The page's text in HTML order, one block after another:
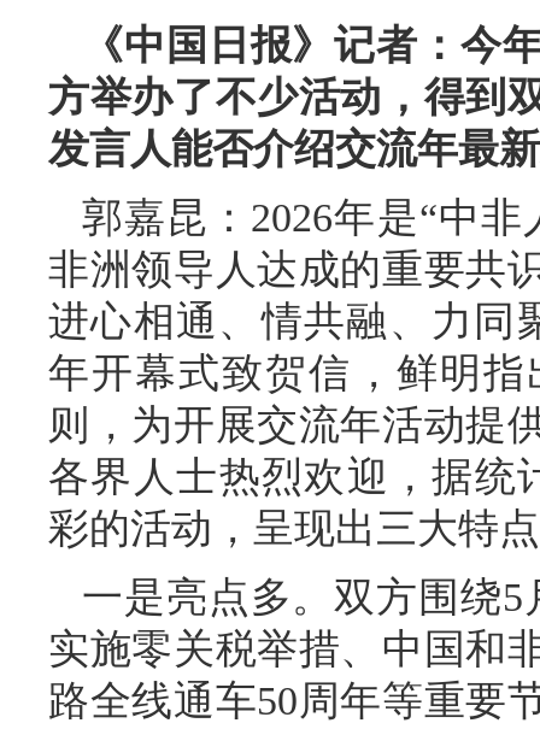
《中国日报》记者：今
方举办了不少活动，得到
发言人能否介绍交流年最
郭嘉昆：2026年是“中
非洲领导人达成的重要共
进心相通、情共融、力同
年开幕式致贺信，鲜明
则，为开展交流年活动提
各界人士热烈欢迎，据统
彩的活动，呈现出三大特
一是亮点多。双方围绕
实施零关税举措、中国和
路全线通车50周年等重要